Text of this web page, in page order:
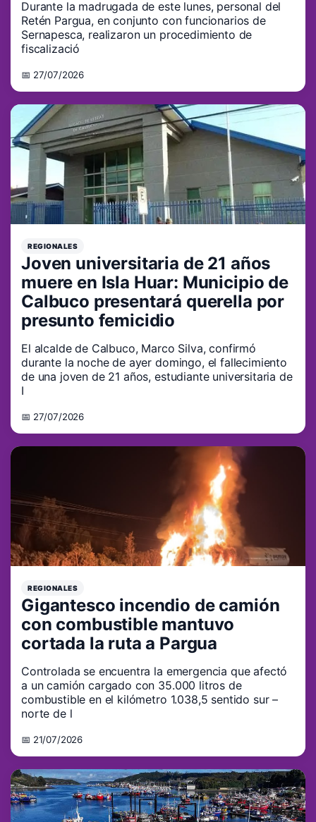
Durante la madrugada de este lunes, personal del
Retén Pargua, en conjunto con funcionarios de
Sernapesca, realizaron un procedimiento de
fiscalizació
📅 27/07/2026
REGIONALES
Joven universitaria de 21 años
muere en Isla Huar: Municipio de
Calbuco presentará querella por
presunto femicidio
El alcalde de Calbuco, Marco Silva, confirmó
durante la noche de ayer domingo, el fallecimiento
de una joven de 21 años, estudiante universitaria de
I
📅 27/07/2026
REGIONALES
Gigantesco incendio de camión
con combustible mantuvo
cortada la ruta a Pargua
Controlada se encuentra la emergencia que afectó
a un camión cargado con 35.000 litros de
combustible en el kilómetro 1.038,5 sentido sur –
norte de l
📅 21/07/2026